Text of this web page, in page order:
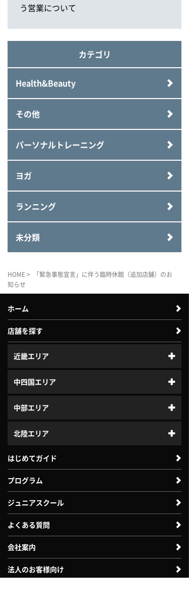
う営業について
カテゴリ
Health&Beauty
その他
パーソナルトレーニング
ヨガ
ランニング
未分類
HOME > 「緊急事態宣言」に伴う臨時休館（追加店舗）のお
知らせ
ホーム
店舗を探す
近畿エリア
中四国エリア
中部エリア
北陸エリア
はじめてガイド
プログラム
ジュニアスクール
よくある質問
会社案内
法人のお客様向け